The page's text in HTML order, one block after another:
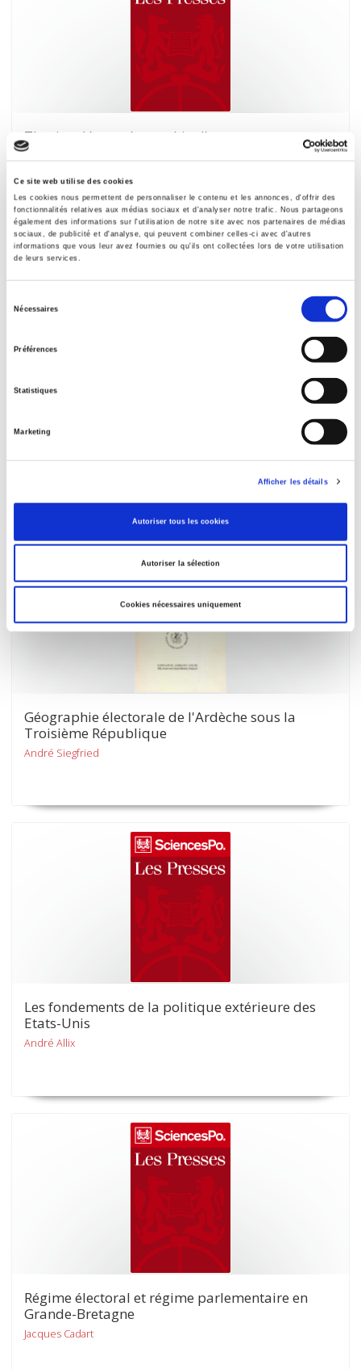
Ce site web utilise des cookies
Les cookies nous permettent de personnaliser le contenu et les annonces, d'offrir des
fonctionnalités relatives aux médias sociaux et d'analyser notre trafic. Nous partageons
également des informations sur l'utilisation de notre site avec nos partenaires de médias
sociaux, de publicité et d'analyse, qui peuvent combiner celles-ci avec d'autres
informations que vous leur avez fournies ou qu'ils ont collectées lors de votre utilisation
de leurs services.
Nécessaires
Préférences
Statistiques
Marketing
Afficher les détails
Autoriser tous les cookies
Autoriser la sélection
Cookies nécessaires uniquement
Thurins démo-géographie d'une commune
rurale de l'Ouest lyonnais
Matériaux pour une géographie volontaire de
l'industrie française
Gabriel Dessus
Géographie électorale de l'Ardèche sous la
Troisième République
André Siegfried
Les fondements de la politique extérieure des
Etats-Unis
André Allix
Régime électoral et régime parlementaire en
Grande-Bretagne
Jacques Cadart